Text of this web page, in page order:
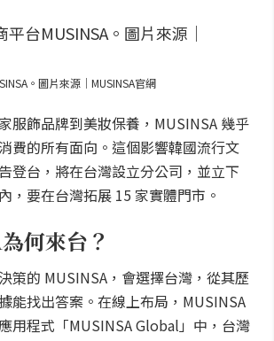
。圖片來源｜MUSINSA官網
服飾品牌到美妝保養，MUSINSA 幾乎
費的所有面向。這個影響韓國流行文
登台，將在台灣設立分公司，並立下
，要在台灣拓展 15 家實體門市。
何來台？
策的 MUSINSA，會選擇台灣，從其歷
能找出答案。在線上布局，MUSINSA
用程式「MUSINSA Global」中，台灣